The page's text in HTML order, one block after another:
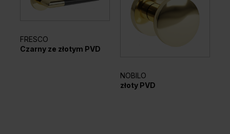
FRESCO
Czarny ze złotym PVD
NOBILO
złoty PVD